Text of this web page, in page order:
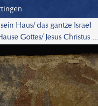
Haus/ das gantze Israel
Gottes/ Jesus Christus ...